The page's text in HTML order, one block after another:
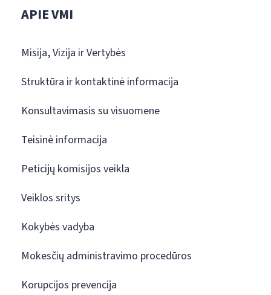
APIE VMI
Misija, Vizija ir Vertybės
Struktūra ir kontaktinė informacija
Konsultavimasis su visuomene
Teisinė informacija
Peticijų komisijos veikla
Veiklos sritys
Kokybės vadyba
Mokesčių administravimo procedūros
Korupcijos prevencija